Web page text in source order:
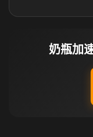
奶瓶加